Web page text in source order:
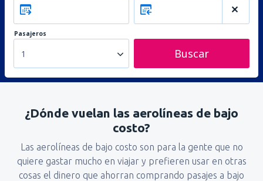
Pasajeros
1 Buscar
¿Dónde vuelan las aerolíneas de bajo
costo?
Las aerolíneas de bajo costo son para la gente que no
quiere gastar mucho en viajar y prefieren usar en otras
cosas el dinero que ahorran comprando pasajes a bajo